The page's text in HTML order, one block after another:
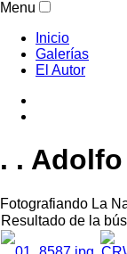
Menu
Inicio
Galerías
El Autor
. .
Fotografiando La
Resultado de la